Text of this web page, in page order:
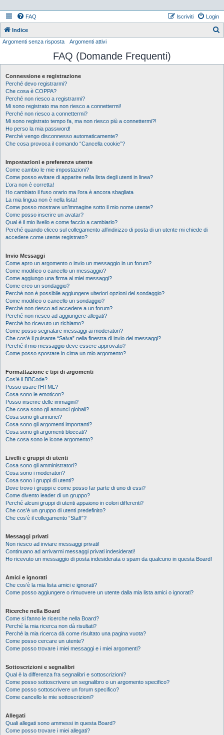
FAQ Login
Iscriviti
Indice
c
Argomenti senza risposta Argomenti attivi
FAQ (Domande Frequenti)
Connessione e registrazione
Perché devo registrarmi?
Che cosa è COPPA?
Perché non riesco a registrarmi?
Mi sono registrato ma non riesco a connettermi!
Perché non riesco a connettermi?
Mi sono registrato tempo fa, ma non riesco più a connettermi?!
Ho perso la mia password!
Perché vengo disconnesso automaticamente?
Che cosa provoca il comando “Cancella cookie”?
Impostazioni e preferenze utente
Come cambio le mie impostazioni?
Come posso evitare di apparire nella lista degli utenti in linea?
L’ora non è corretta!
Ho cambiato il fuso orario ma l’ora è ancora sbagliata
La mia lingua non è nella lista!
Come posso mostrare un’immagine sotto il mio nome utente?
Come posso inserire un avatar?
Qual è il mio livello e come faccio a cambiarlo?
Perché quando clicco sul collegamento all’indirizzo di posta di un utente mi chiede di
accedere come utente registrato?
Invio Messaggi
Come apro un argomento o invio un messaggio in un forum?
Come modifico o cancello un messaggio?
Come aggiungo una firma ai miei messaggi?
Come creo un sondaggio?
Perché non è possibile aggiungere ulteriori opzioni del sondaggio?
Come modifico o cancello un sondaggio?
Perché non riesco ad accedere a un forum?
Perché non riesco ad aggiungere allegati?
Perché ho ricevuto un richiamo?
Come posso segnalare messaggi ai moderatori?
Che cos’è il pulsante “Salva” nella finestra di invio dei messaggi?
Perché il mio messaggio deve essere approvato?
Come posso spostare in cima un mio argomento?
Formattazione e tipi di argomenti
Cos’è il BBCode?
Posso usare l’HTML?
Cosa sono le emoticon?
Posso inserire delle immagini?
Che cosa sono gli annunci globali?
Cosa sono gli annunci?
Cosa sono gli argomenti importanti?
Cosa sono gli argomenti bloccati?
Che cosa sono le icone argomento?
Livelli e gruppi di utenti
Cosa sono gli amministratori?
Cosa sono i moderatori?
Cosa sono i gruppi di utenti?
Dove trovo i gruppi e come posso far parte di uno di essi?
Come divento leader di un gruppo?
Perché alcuni gruppi di utenti appaiono in colori differenti?
Che cos’è un gruppo di utenti predefinito?
Che cos’è il collegamento “Staff”?
Messaggi privati
Non riesco ad inviare messaggi privati!
Continuano ad arrivarmi messaggi privati indesiderati!
Ho ricevuto un messaggio di posta indesiderata o spam da qualcuno in questa Board!
Amici e ignorati
Che cos’è la mia lista amici e ignorati?
Come posso aggiungere o rimuovere un utente dalla mia lista amici o ignorati?
Ricerche nella Board
Come si fanno le ricerche nella Board?
Perché la mia ricerca non dà risultati?
Perché la mia ricerca dà come risultato una pagina vuota?
Come posso cercare un utente?
Come posso trovare i miei messaggi e i miei argomenti?
Sottoscrizioni e segnalibri
Qual è la differenza fra segnalibri e sottoscrizioni?
Come posso sottoscrivere un segnalibro o un argomento specifico?
Come posso sottoscrivere un forum specifico?
Come cancello le mie sottoscrizioni?
Allegati
Quali allegati sono ammessi in questa Board?
Come posso trovare i miei allegati?